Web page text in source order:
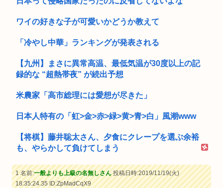
ワイの好きな子が可愛いかどうか教えて
「冷やし中華」ランキングが発表される
【九州】まさに異常高温、最低気温が30度以上の記
録的な “超熱帯夜” が続出予想
米農家「高市総理には愛想が尽きた」
日本人特有の「虹>金>赤>緑>黄>青>白」風潮www
【将棋】藤井聡太さん、夕食にクレープを選ぶ余裕
も、やらかして負けてしまう
1 名前:一般よりも上級の名無しさん投稿日時:2019/11/19(火)
18:35:24.35ID:ZpMadCqX9